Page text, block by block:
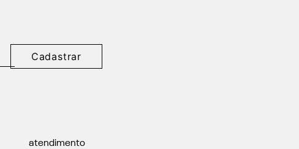
Cadastrar
atendimento